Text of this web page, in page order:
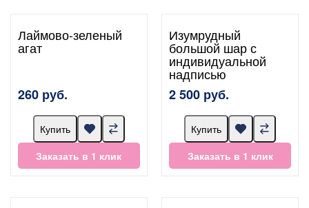
Лаймово-зеленый
агат
260 руб.
Купить
Заказать в 1 клик
Изумрудный
большой шар с
индивидуальной
надписью
2 500 руб.
Купить
Заказать в 1 клик